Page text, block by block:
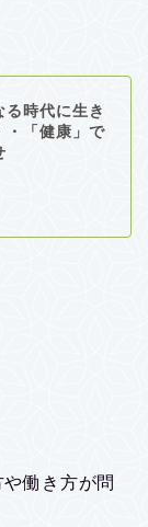
る時代に生き
・「健康」で
働き方が問